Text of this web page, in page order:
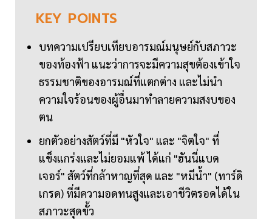
KEY POINTS
บทความเปรียบเทียบอารมณ์มนุษย์กับสภาวะ
ของท้องฟ้า แนะว่าการจะมีความสุขต้องเข้าใจ
ธรรมชาติของอารมณ์ที่แตกต่าง และไม่นำ
ความใจร้อนของผู้อื่นมาทำลายความสงบของ
ตน
ยกตัวอย่างสัตว์ที่มี "หัวใจ" และ "จิตใจ" ที่
แข็งแกร่งและไม่ยอมแพ้ ได้แก่ "ฮันนี่แบด
เจอร์" สัตว์ที่กล้าหาญที่สุด และ "หมีน้ำ" (ทาร์ดิ
เกรด) ที่มีความอดทนสูงและเอาชีวิตรอดได้ใน
สภาวะสุดขั้ว